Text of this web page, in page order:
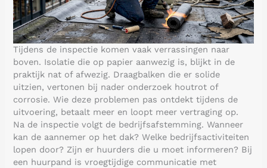
Tijdens de inspectie komen vaak verrassingen naar
boven. Isolatie die op papier aanwezig is, blijkt in de
praktijk nat of afwezig. Draagbalken die er solide
uitzien, vertonen bij nader onderzoek houtrot of
corrosie. Wie deze problemen pas ontdekt tijdens de
uitvoering, betaalt meer en loopt meer vertraging op.
Na de inspectie volgt de bedrijfsafstemming. Wanneer
kan de aannemer op het dak? Welke bedrijfsactiviteiten
lopen door? Zijn er huurders die u moet informeren? Bij
een huurpand is vroegtijdige communicatie met